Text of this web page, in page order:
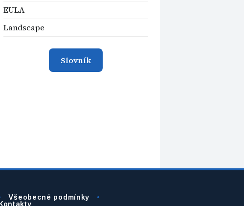
EULA
Landscape
Slovník
Všeobecné podmínky